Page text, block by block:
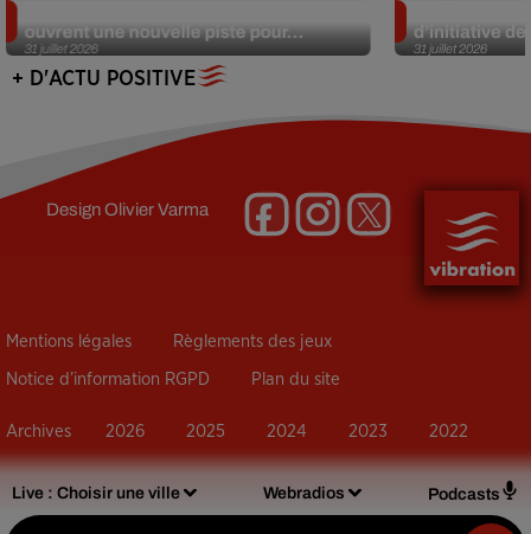
Live : Choisir une ville Webradios Podcasts
31 juillet 2026
ouvrent une nouvelle piste pour...
31 juillet 2026
d’initiative
+ D'ACTU POSITIVE
DesignOlivier Varma
Mentions légales Règlements des jeux
Notice d’information RGPD Plan du site
Archives 2026 2025 2024 2023 2022